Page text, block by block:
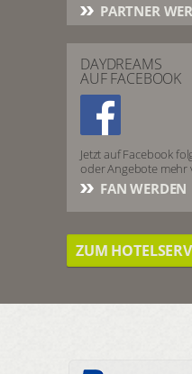
PARTNER
DAYDREAMS
AUF FACEBOOK
Jetzt auf Facebook
oder Angebote mehr
FAN WERDEN
ZUM